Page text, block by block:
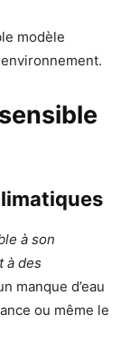
modèle
à son
à des
manque d’eau
ou même le